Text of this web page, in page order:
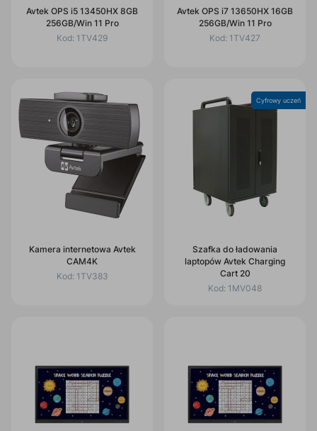
Avtek OPS i5 13450HX 8GB
256GB/Win 11 Pro
Kod: 1TV429
Avtek OPS i7 13650HX 16GB
256GB/Win 11 Pro
Kod: 1TV427
Kamera internetowa Avtek
CAM4K
Kod: 1TV383
Cyfrowy uczeń
Szafka do ładowania
laptopów Avtek Charging
Cart 20
Kod: 1MV048